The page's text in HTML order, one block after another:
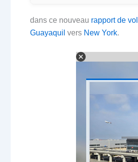
dans ce nouveau rapport de vol
Guayaquil vers New York.